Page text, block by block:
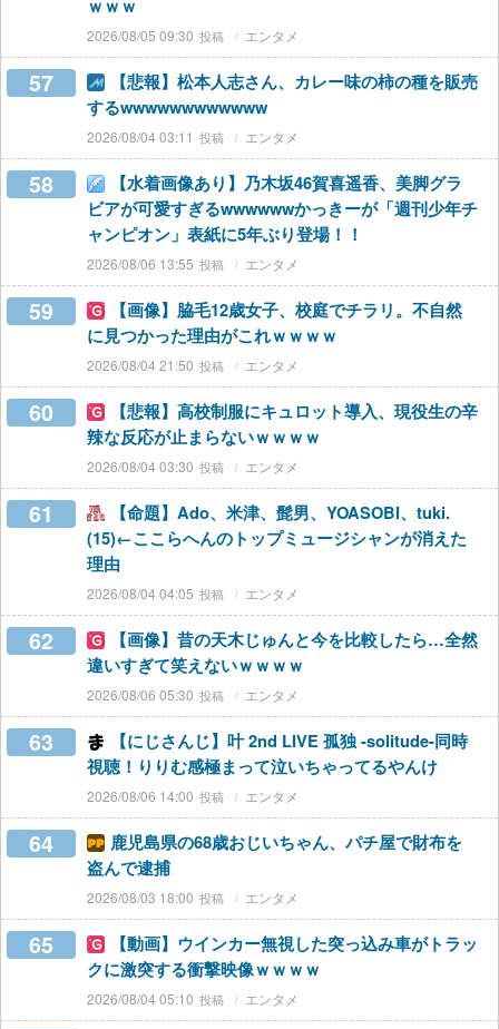
ｗｗｗ
2026/08/05 09:30 エンタメ
57
【悲報】松本人志さん、カレー味の柿の種を販売
するwwwwwwwwwwww
2026/08/04 03:11 エンタメ
58
【水着画像あり】乃木坂46賀喜遥香、美脚グラ
ビアが可愛すぎるwwwwwwかっきーが「週刊少年チ
ャンピオン」表紙に5年ぶり登場！！
2026/08/06 13:55 エンタメ
59
【画像】脇毛12歳女子、校庭でチラリ。不自然
に見つかった理由がこれｗｗｗｗ
2026/08/04 21:50 エンタメ
60
【悲報】高校制服にキュロット導入、現役生の辛
辣な反応が止まらないｗｗｗｗ
2026/08/04 03:30 エンタメ
61
【命題】Ado、米津、髭男、YOASOBI、tuki.
(15)←ここらへんのトップミュージシャンが消えた
理由
2026/08/04 04:05 エンタメ
62
【画像】昔の天木じゅんと今を比較したら…全然
違いすぎて笑えないｗｗｗｗ
2026/08/06 05:30 エンタメ
63
【にじさんじ】叶 2nd LIVE 孤独 -solitude-同時
視聴！りりむ感極まって泣いちゃってるやんけ
2026/08/06 14:00 エンタメ
64
鹿児島県の68歳おじいちゃん、パチ屋で財布を
盗んで逮捕
2026/08/03 18:00 エンタメ
65
【動画】ウインカー無視した突っ込み車がトラッ
クに激突する衝撃映像ｗｗｗｗ
2026/08/04 05:10 エンタメ